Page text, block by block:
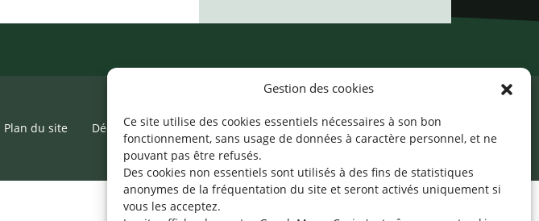
Gestion des cookies
Ce site utilise des cookies essentiels nécessaires à son bon
fonctionnement, sans usage de données à caractère personnel, et ne
pouvant pas être refusés.
Des cookies non essentiels sont utilisés à des fins de statistiques
anonymes de la fréquentation du site et seront activés uniquement si
vous les acceptez.
Plan du site Déclaration d’accessibilité Mentions légales ©2026 SNJ